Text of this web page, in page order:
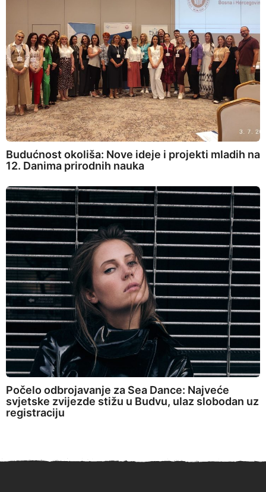
Budućnost okoliša: Nove ideje i projekti mladih na
12. Danima prirodnih nauka
Počelo odbrojavanje za Sea Dance: Najveće
svjetske zvijezde stižu u Budvu, ulaz slobodan uz
registraciju